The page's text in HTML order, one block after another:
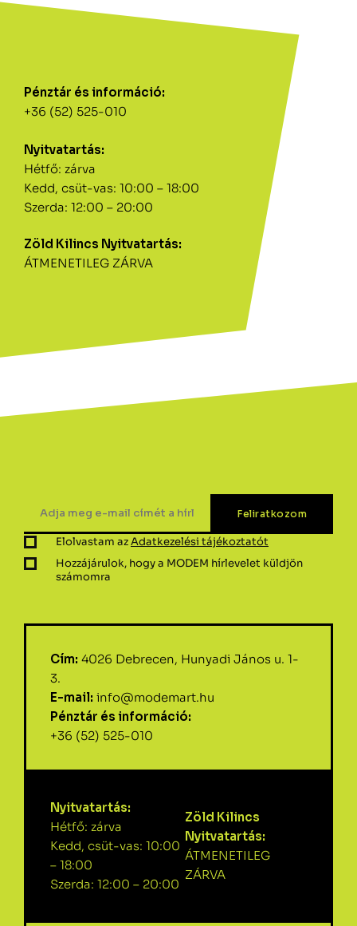
Pénztár és információ:
+36 (52) 525-010
Nyitvatartás:
Hétfő: zárva
Kedd, csüt-vas: 10:00 – 18:00
Szerda: 12:00 – 20:00
Zöld Kilincs Nyitvatartás:
ÁTMENETILEG ZÁRVA
Elolvastam azAdatkezelési tájékoztatót
Hozzájárulok, hogy a MODEM hírlevelet küldjön
számomra
Cím: 4026 Debrecen, Hunyadi János u. 1-
3.
E-mail: info@modemart.hu
Pénztár és információ:
+36 (52) 525-010
Nyitvatartás:
Hétfő: zárva
Kedd, csüt-vas: 10:00
– 18:00
Szerda: 12:00 – 20:00
Zöld Kilincs
Nyitvatartás:
ÁTMENETILEG
ZÁRVA